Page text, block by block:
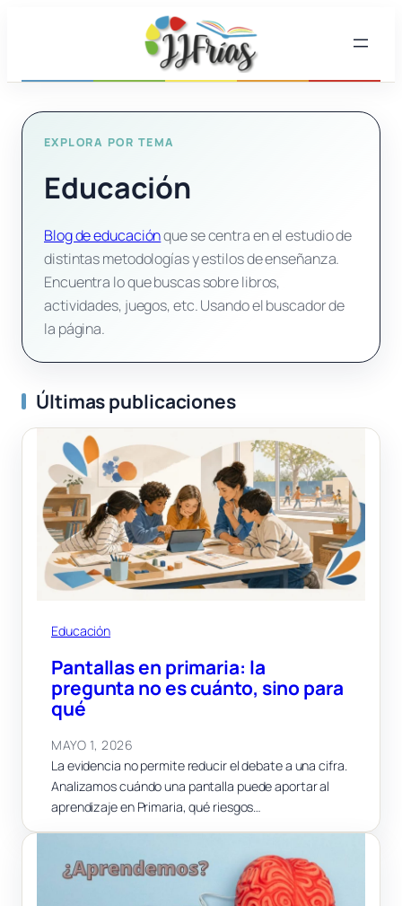
EXPLORA POR TEMA
Educación
Blog de educaciónque se centra en el estudio de
distintas metodologías y estilos de enseñanza.
Encuentra lo que buscas sobre libros,
actividades, juegos, etc. Usando el buscador de
la página.
Últimas publicaciones
Educación
Pantallas en primaria: la
pregunta no es cuánto, sino para
qué
MAYO 1, 2026
La evidencia no permite reducir el debate a una cifra.
Analizamos cuándo una pantalla puede aportar al
aprendizaje en Primaria, qué riesgos…